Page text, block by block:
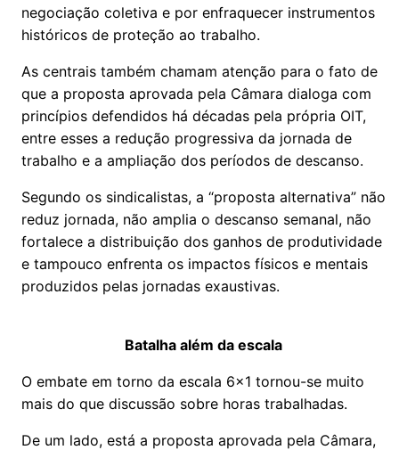
negociação coletiva e por enfraquecer instrumentos
históricos de proteção ao trabalho.
As centrais também chamam atenção para o fato de
que a proposta aprovada pela Câmara dialoga com
princípios defendidos há décadas pela própria OIT,
entre esses a redução progressiva da jornada de
trabalho e a ampliação dos períodos de descanso.
Segundo os sindicalistas, a “proposta alternativa” não
reduz jornada, não amplia o descanso semanal, não
fortalece a distribuição dos ganhos de produtividade
e tampouco enfrenta os impactos físicos e mentais
produzidos pelas jornadas exaustivas.
Batalha além da escala
O embate em torno da escala 6x1 tornou-se muito
mais do que discussão sobre horas trabalhadas.
De um lado, está a proposta aprovada pela Câmara,